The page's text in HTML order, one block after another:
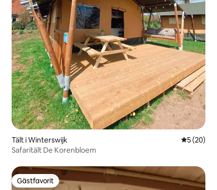
Tält i Winterswijk 5 av 5 i
5 (20)
Safaritält De Korenbloem
Gästfavorit
Gästfavorit